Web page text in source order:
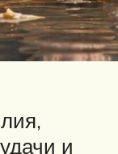
и